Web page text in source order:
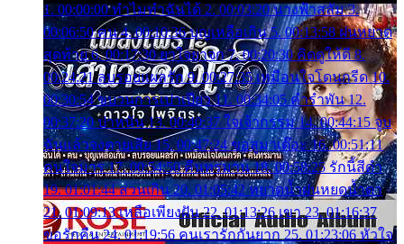
1. 00:00:00 ทำไมทำฉันได้ 2. 00:03:20 นางฟ้าสลัม 3.
00:06:50 คน 4. 00:10:36 บุญเหลือเกิน 5. 00:13:58 ฝนหยาด
สุดท้าย 6. 00:17:30 ยาใจยาจก 7. 00:20:30 คิดดูให้ดี 8.
00:24:21 ลบรอยแผลรัก 9. 00:27:35 เหมือนใจโดนกรีด 10.
00:30:54 ขบวนการเปาเปียว 11. 00:34:05 คำรำพัน 12.
00:37:20 ปาหนัน 13. 00:40:37 ใจเจ้ากรรม 14. 00:44:15 จูบ
ฉันแล้วจงตายเสีย 15. 00:47:24 ขอสูมาเต๊อะ 16. 00:51:11
คนใจมาร 17. 00:54:50 คืนทรมาน 18. 00:58:25 รักนี้สีดำ
19. 01:01:44 ส่วนเกิน 20. 01:05:42 หยาดน้ำฝนหยดน้ำตา
21. 01:09:13 เหลือเพียงฝัน 22. 01:13:26 เขา 23. 01:16:37
ขอรักคืน 24. 01:19:56 คนเรารักกันยาก 25. 01:23:06 หัวใจ